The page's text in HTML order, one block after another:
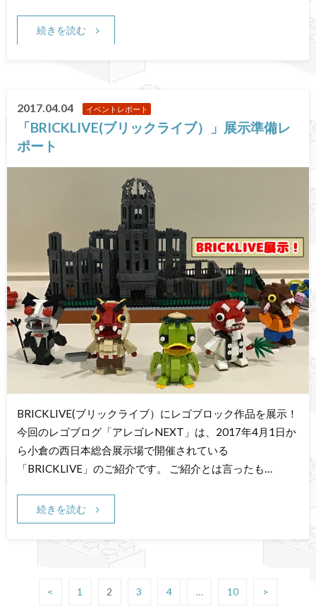
続きを読む
2017.04.04 イベントレポート
「BRICKLIVE(ブリックライブ）」展示準備レ
ポート
BRICKLIVE(ブリックライブ）にレゴブロック作品を展示！
今回のレゴブログ「アレゴレNEXT」は、2017年4月1日か
ら小倉の西日本総合展示場で開催されている
「BRICKLIVE」のご紹介です。 ご紹介とは言ったも…
続きを読む
< 1 2 3 4 … 10 >